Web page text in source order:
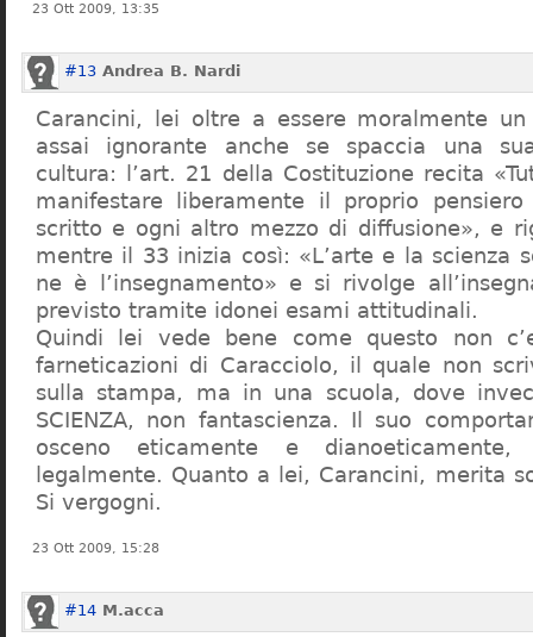
23 Ott 2009, 13:35
#13 Andrea B. Nardi
Carancini, lei oltre a essere moralmente
assai ignorante anche se spaccia una
cultura: l’art. 21 della Costituzione recita
manifestare liberamente il proprio
scritto e ogni altro mezzo di diffusione», e
mentre il 33 inizia così: «L’arte e la scienza
ne è l’insegnamento» e si rivolge
previsto tramite idonei esami attitudinali.
Quindi lei vede bene come questo non
farneticazioni di Caracciolo, il quale non
sulla stampa, ma in una scuola, dove
SCIENZA, non fantascienza. Il suo
osceno eticamente e dianoeticamente,
legalmente. Quanto a lei, Carancini, merita
Si vergogni.
23 Ott 2009, 15:28
#14 M.acca